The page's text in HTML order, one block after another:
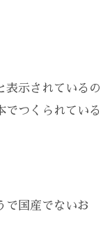
表示されているの
でつくられている
で国産でないお